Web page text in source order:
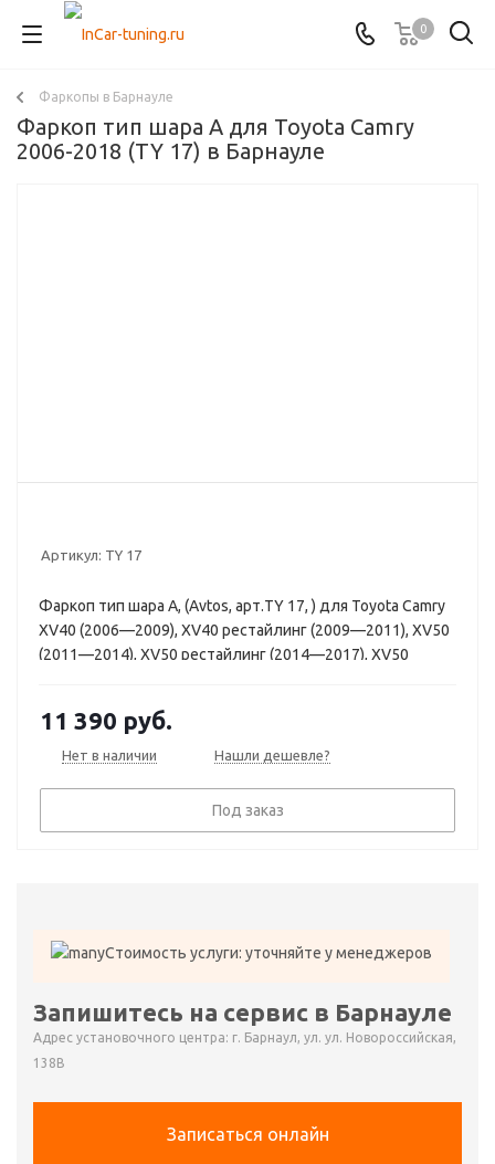
0
Фаркопы в Барнауле
Фаркоп тип шара A для Toyota Camry
2006-2018 (TY 17) в Барнауле
Артикул: TY 17
Фаркоп тип шара A, (Avtos, арт.TY 17, ) для Toyota Camry
XV40 (2006—2009), XV40 рестайлинг (2009—2011), XV50
(2011—2014), XV50 рестайлинг (2014—2017), XV50
11 390 руб.
Нет в наличии Нашли дешевле?
Под заказ
Стоимость услуги: уточняйте у менеджеров
Запишитесь на сервис в Барнауле
Адрес установочного центра: г. Барнаул, ул. ул. Новороссийская,
138В
Записаться онлайн